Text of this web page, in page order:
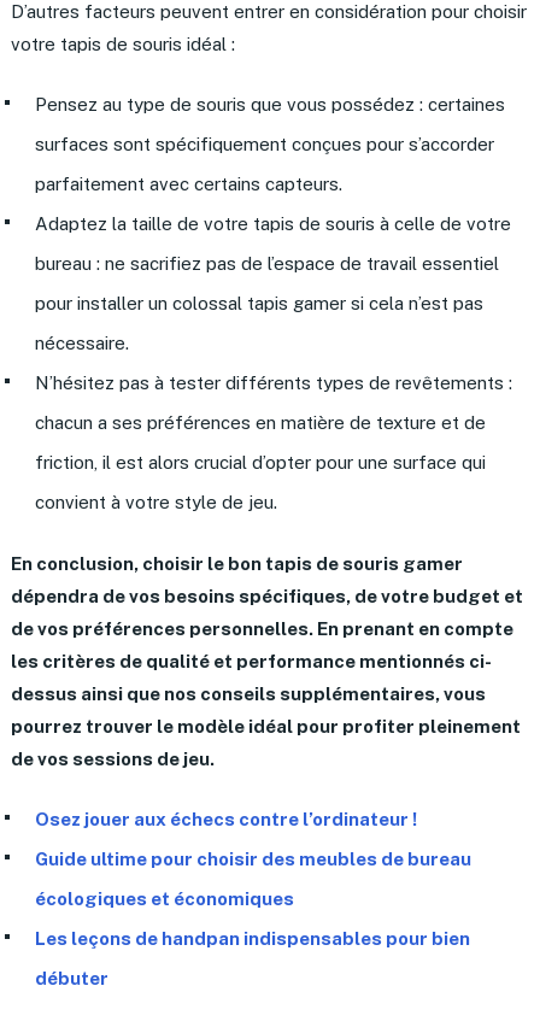
D’autres facteurs peuvent entrer en considération pour choisir
votre tapis de souris idéal :
Pensez au type de souris que vous possédez : certaines
surfaces sont spécifiquement conçues pour s’accorder
parfaitement avec certains capteurs.
Adaptez la taille de votre tapis de souris à celle de votre
bureau : ne sacrifiez pas de l’espace de travail essentiel
pour installer un colossal tapis gamer si cela n’est pas
nécessaire.
N’hésitez pas à tester différents types de revêtements :
chacun a ses préférences en matière de texture et de
friction, il est alors crucial d’opter pour une surface qui
convient à votre style de jeu.
En conclusion, choisir le bon tapis de souris gamer
dépendra de vos besoins spécifiques, de votre budget et
de vos préférences personnelles. En prenant en compte
les critères de qualité et performance mentionnés ci-
dessus ainsi que nos conseils supplémentaires, vous
pourrez trouver le modèle idéal pour profiter pleinement
de vos sessions de jeu.
Osez jouer aux échecs contre l’ordinateur !
Guide ultime pour choisir des meubles de bureau
écologiques et économiques
Les leçons de handpan indispensables pour bien
débuter